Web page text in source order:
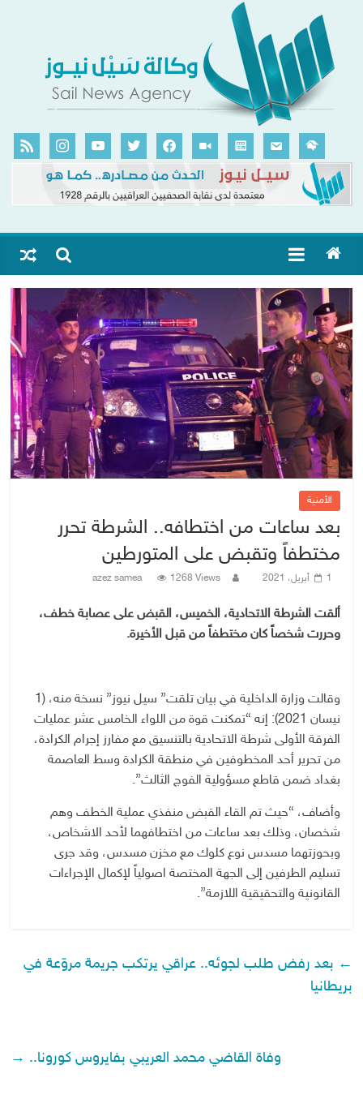
الأمنية
بعد ساعات من اختطافه.. الشرطة تحرر
مختطفاً وتقبض على المتورطين
1 أبريل، 2021 azez samea 1268 Views
ألقت الشرطة الاتحادية، الخميس، القبض على عصابة خطف،
وحررت شخصاً كان مختطفاً من قبل الأخيرة.
وقالت وزارة الداخلية في بيان تلقت” سيل نيوز” نسخة منه، (1
نيسان 2021): إنه “تمكنت قوة من اللواء الخامس عشر عمليات
الفرقة الأولى شرطة الاتحادية بالتنسيق مع مفارز إجرام الكرادة،
من تحرير أحد المخطوفين في منطقة الكرادة وسط العاصمة
بغداد ضمن قاطع مسؤولية الفوج الثالث”.
وأضاف، “حيث تم القاء القبض منفذي عملية الخطف وهم
شخصان، وذلك بعد ساعات من اختطافهما لأحد الاشخاص،
وبحوزتهما مسدس نوع كلوك مع مخزن مسدس، وقد جرى
تسليم الطرفين إلى الجهة المختصة اصولياً لإكمال الإجراءات
القانونية والتحقيقية اللازمة”.
← بعد رفض طلب لجوئه.. عراقي يرتكب جريمة مروّعة في
بريطانيا
وفاة القاضي محمد العريبي بفايروس كورونا.. →